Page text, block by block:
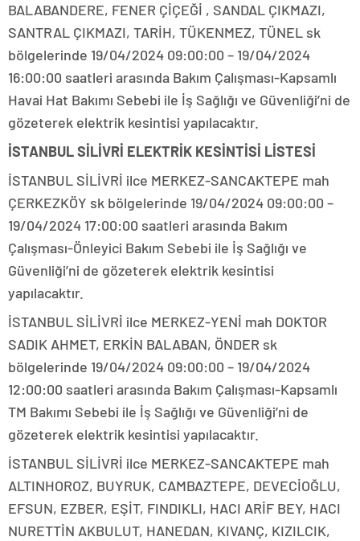
BALABANDERE, FENER ÇİÇEĞİ , SANDAL ÇIKMAZI,
SANTRAL ÇIKMAZI, TARİH, TÜKENMEZ, TÜNEL sk
bölgelerinde 19/04/2024 09:00:00 – 19/04/2024
16:00:00 saatleri arasında Bakım Çalışması-Kapsamlı
Havai Hat Bakımı Sebebi ile İş Sağlığı ve Güvenliği’ni de
gözeterek elektrik kesintisi yapılacaktır.
İSTANBUL SİLİVRİ ELEKTRİK KESİNTİSİ LİSTESİ
İSTANBUL SİLİVRİ ilce MERKEZ-SANCAKTEPE mah
ÇERKEZKÖY sk bölgelerinde 19/04/2024 09:00:00 –
19/04/2024 17:00:00 saatleri arasında Bakım
Çalışması-Önleyici Bakım Sebebi ile İş Sağlığı ve
Güvenliği’ni de gözeterek elektrik kesintisi
yapılacaktır.
İSTANBUL SİLİVRİ ilce MERKEZ-YENİ mah DOKTOR
SADIK AHMET, ERKİN BALABAN, ÖNDER sk
bölgelerinde 19/04/2024 09:00:00 – 19/04/2024
12:00:00 saatleri arasında Bakım Çalışması-Kapsamlı
TM Bakımı Sebebi ile İş Sağlığı ve Güvenliği’ni de
gözeterek elektrik kesintisi yapılacaktır.
İSTANBUL SİLİVRİ ilce MERKEZ-SANCAKTEPE mah
ALTINHOROZ, BUYRUK, CAMBAZTEPE, DEVECİOĞLU,
EFSUN, EZBER, EŞİT, FINDIKLI, HACI ARİF BEY, HACI
NURETTİN AKBULUT, HANEDAN, KIVANÇ, KIZILCIK,